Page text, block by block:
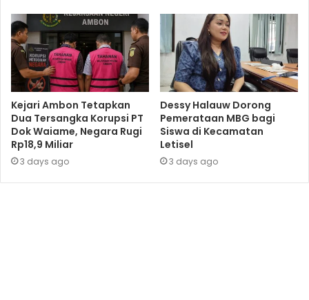
Kejari Ambon Tetapkan
Dua Tersangka Korupsi PT
Dok Waiame, Negara Rugi
Rp18,9 Miliar
3 days ago
Dessy Halauw Dorong
Pemerataan MBG bagi
Siswa di Kecamatan
Letisel
3 days ago